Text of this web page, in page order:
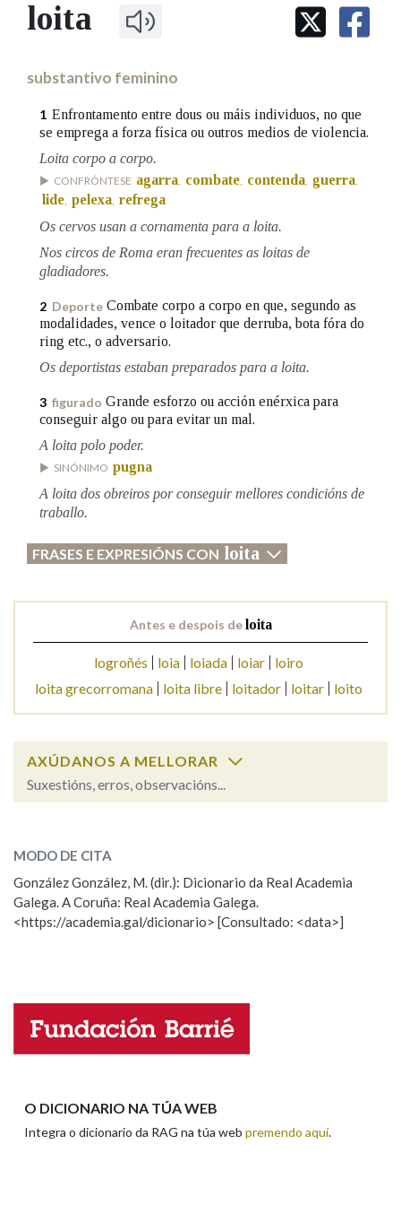
IDENTIDADE CORPORATIVA
MARCIAL DEL ADALID
FIGURAS HOMENAXEADAS
PRIMAVERA DAS LETRAS
PORTAL DAS PALABRAS
Facebook
TwitterYoutubeInstagram
Bluesky
BUSCAR NOS LEMAS
Remata por
Contén
BUSCAR NO CONTIDO
Nas definicións
Na fraseoloxía
Marcas gramaticais
LIMPAR BUSCA
loita
substantivo feminino
1 Enfrontamento entre dous ou máis individuos, no que
se emprega a forza física ou outros medios de violencia.
Loita corpo a corpo.
CONFRÓNTESE agarra combate contenda guerra
lide pelexa refrega
Os cervos usan a cornamenta para a loita.
Nos circos de Roma eran frecuentes as loitas de
gladiadores.
2 Deporte Combate corpo a corpo en que, segundo as
modalidades, vence o loitador que derruba, bota fóra do
ring etc., o adversario.
Os deportistas estaban preparados para a loita.
3 figurado Grande esforzo ou acción enérxica para
conseguir algo ou para evitar un mal.
A loita polo poder.
SINÓNIMO pugna
A loita dos obreiros por conseguir mellores condicións de
traballo.
FRASES E EXPRESIÓNS CON loita
Antes e despois deloita
logroñés loia loiada loiar
loiro
loita grecorromana
loita libre loitador loitar loito
AXÚDANOS A MELLORAR
Suxestións, erros, observacións...
ESCOLLE UNHA OPCIÓN:
Observación Hai un erro na palabra
Propoño mellorar a definición
Nome
MODO DE CITA
González González, M. (dir.): Dicionario da Real Academia
Galega. A Coruña: Real Academia Galega.
<https://academia.gal/dicionario> [Consultado: <data>]
O DICIONARIO NA TÚA WEB
Integra o dicionario da RAG na túa web premendo aquí.